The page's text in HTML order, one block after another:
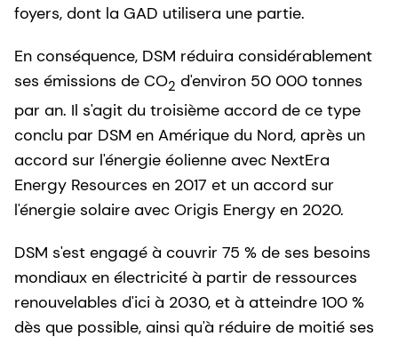
foyers, dont la GAD utilisera une partie.
En conséquence, DSM réduira considérablement
ses émissions de CO2 d'environ 50 000 tonnes
par an. Il s'agit du troisième accord de ce type
conclu par DSM en Amérique du Nord, après un
accord sur l'énergie éolienne avec NextEra
Energy Resources en 2017 et un accord sur
l'énergie solaire avec Origis Energy en 2020.
DSM s'est engagé à couvrir 75 % de ses besoins
mondiaux en électricité à partir de ressources
renouvelables d'ici à 2030, et à atteindre 100 %
dès que possible, ainsi qu'à réduire de moitié ses